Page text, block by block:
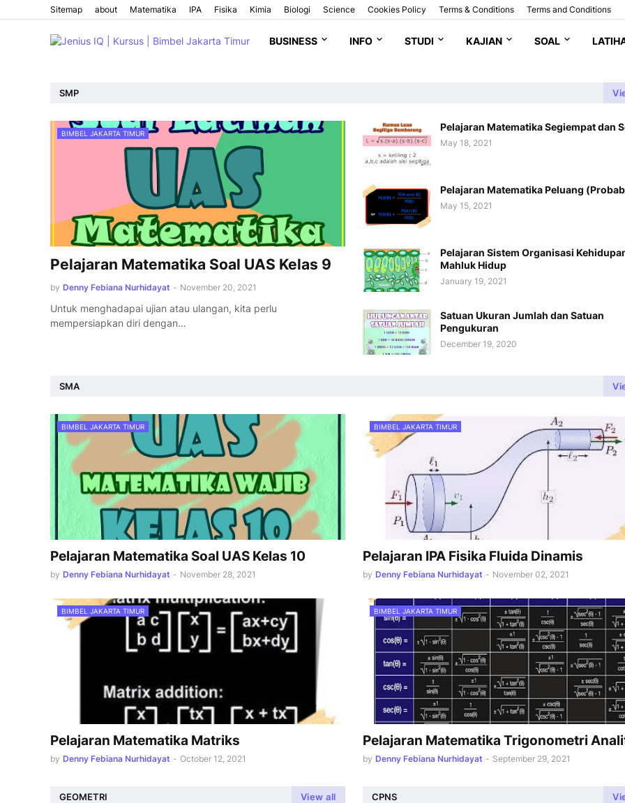
Sitemap about Matematika IPA Fisika Kimia Biologi Science Cookies Policy Terms & Conditions Terms and Conditions
BUSINESS INFO STUDI KAJIAN SOAL
SMP
BIMBEL JAKARTA TIMUR
Pelajaran Matematika Soal UAS Kelas 9
by Denny Febiana Nurhidayat - November 20, 2021
Untuk menghadapai ujian atau ulangan, kita perlu
mempersiapkan diri dengan…
Pelajaran Matematika Segiempat dan
May 18, 2021
Pelajaran Matematika Peluang
May 15, 2021
Pelajaran Sistem Organisasi
Mahluk Hidup
January 19, 2021
Satuan Ukuran Jumlah dan Satuan
Pengukuran
December 19, 2020
SMA
BIMBEL JAKARTA TIMUR
Pelajaran Matematika Soal UAS Kelas 10
by Denny Febiana Nurhidayat - November 28, 2021
BIMBEL JAKARTA TIMUR
Pelajaran IPA Fisika Fluida Dinamis
by Denny Febiana Nurhidayat - November 02, 2021
BIMBEL JAKARTA TIMUR
Pelajaran Matematika Matriks
by Denny Febiana Nurhidayat - October 12, 2021
BIMBEL JAKARTA TIMUR
Pelajaran Matematika Trigonometri
by Denny Febiana Nurhidayat - September 29, 2021
GEOMETRI View all CPNS